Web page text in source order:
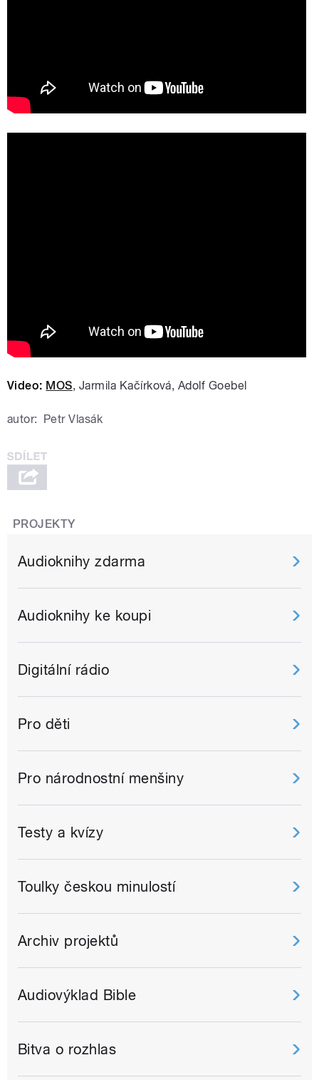
Video: MOS, Jarmila Kačírková, Adolf Goebel
autor: Petr Vlasák
PROJEKTY
Audioknihy zdarma
Audioknihy ke koupi
Digitální rádio
Pro děti
Pro národnostní menšiny
Testy a kvízy
Toulky českou minulostí
Archiv projektů
Audiovýklad Bible
Bitva o rozhlas